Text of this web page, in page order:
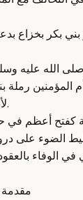
بني بكر بخزاع
أم المؤمنين
لأبيها بالجلوس على فراش النبي.
مقدمة